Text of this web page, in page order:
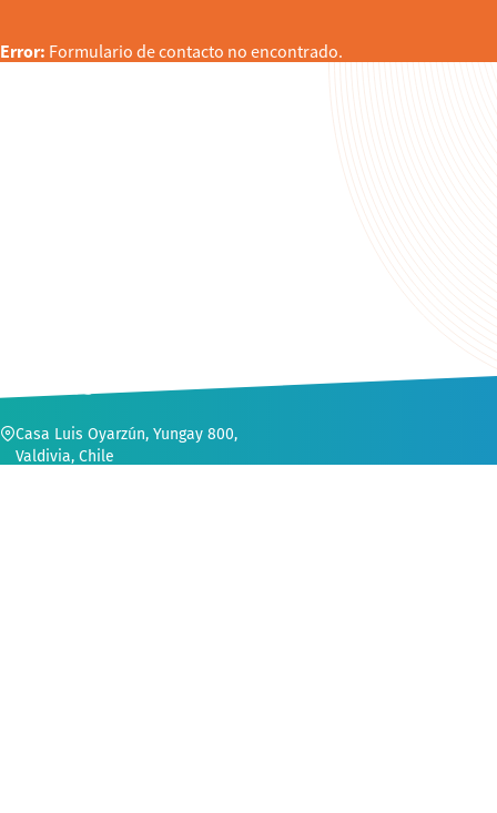
Error: Formulario de contacto no encontrado.
CONTACTO
Casa Luis Oyarzún, Yungay 800,
Valdivia, Chile